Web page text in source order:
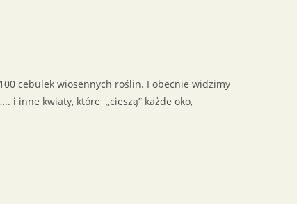
cebulek wiosennych roślin. I obecnie widzimy
i inne kwiaty, które „cieszą” każde oko,